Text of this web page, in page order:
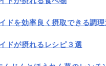
ドを効率良く摂取できる調
ドが摂れるレシピ３選